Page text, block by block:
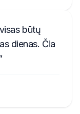
būtų
dienas. Čia